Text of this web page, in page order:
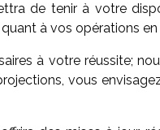
de tenir à votre
à vos opérations
à votre réussite;
vous